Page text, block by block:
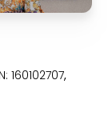
160102707,